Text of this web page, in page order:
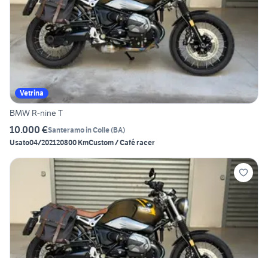
Vetrina
BMW R-nine T
10.000 €Santeramo in Colle(BA)
Usato04/202120800 KmCustom / Café racer